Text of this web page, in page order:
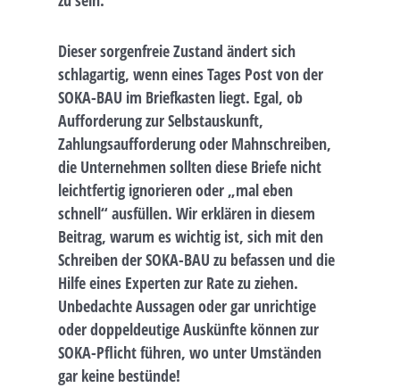
Dieser sorgenfreie Zustand ändert sich
schlagartig, wenn eines Tages Post von der
SOKA-BAU im Briefkasten liegt. Egal, ob
Aufforderung zur Selbstauskunft,
Zahlungsaufforderung oder Mahnschreiben,
die Unternehmen sollten diese Briefe nicht
leichtfertig ignorieren oder „mal eben
schnell“ ausfüllen. Wir erklären in diesem
Beitrag, warum es wichtig ist, sich mit den
Schreiben der SOKA-BAU zu befassen und die
Hilfe eines Experten zur Rate zu ziehen.
Unbedachte Aussagen oder gar unrichtige
oder doppeldeutige Auskünfte können zur
SOKA-Pflicht führen, wo unter Umständen
gar keine bestünde!